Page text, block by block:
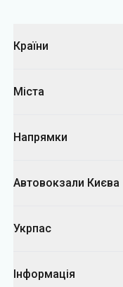
Країни
Міста
Напрямки
Автовокзали Києва
Укрпас
Інформація